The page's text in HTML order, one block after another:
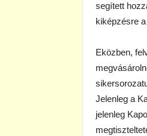
segített
kiképzésre
Eközben,
Jelenleg a
jelenleg